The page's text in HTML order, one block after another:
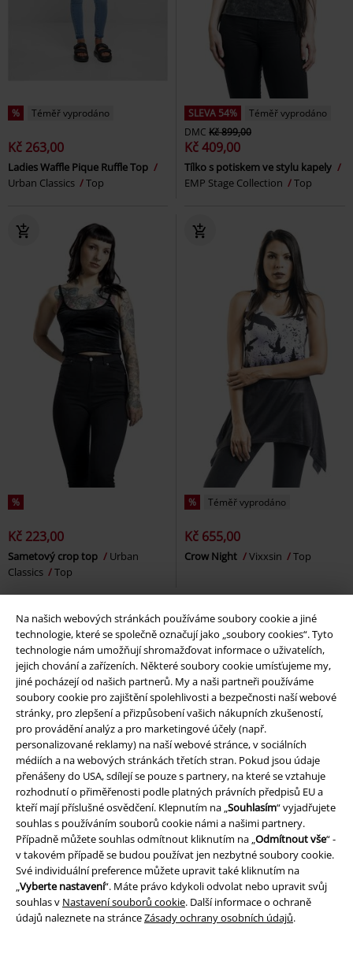
Na našich webových stránkách používáme soubory cookie a jiné
technologie, které se společně označují jako „soubory cookies“. Tyto
technologie nám umožňují shromažďovat informace o uživatelích,
jejich chování a zařízeních. Některé soubory cookie umísťujeme my,
jiné pocházejí od našich partnerů. My a naši partneři používáme
soubory cookie pro zajištění spolehlivosti a bezpečnosti naší webové
stránky, pro zlepšení a přizpůsobení vašich nákupních zkušeností,
pro provádění analýz a pro marketingové účely (např.
personalizované reklamy) na naší webové stránce, v sociálních
médiích a na webových stránkách třetích stran. Pokud jsou údaje
přenášeny do USA, sdílejí se pouze s partnery, na které se vztahuje
rozhodnutí o přiměřenosti podle platných právních předpisů EU a
kteří mají příslušné osvědčení. Klepnutím na „Souhlasím“ vyjadřujete
souhlas s používáním souborů cookie námi a našimi partnery.
Případně můžete souhlas odmítnout kliknutím na „Odmítnout vše“ -
v takovém případě se budou používat jen nezbytné soubory cookie.
Své individuální preference můžete upravit také kliknutím na
„Vyberte nastavení“. Máte právo kdykoli odvolat nebo upravit svůj
souhlas v Nastavení souborů cookie. Další informace o ochraně
údajů naleznete na stránceZásady ochrany osobních údajů.
% Téměř vyprodáno
Kč 263,00
Ladies Waffle Pique Ruffle Top
Urban Classics
Top
SLEVA 54%
Téměř vyprodáno
DMC Kč 899,00
Kč 409,00
Tílko s potiskem ve stylu kapely
EMP Stage Collection
Top
%
Kč 223,00
Sametový crop top
Urban
Classics
Top
% Téměř vyprodáno
Kč 655,00
Crow Night Vixxsin Top
% Téměř vyprodáno
Kč 871,00
% Téměř vyprodáno
Kč 655,00